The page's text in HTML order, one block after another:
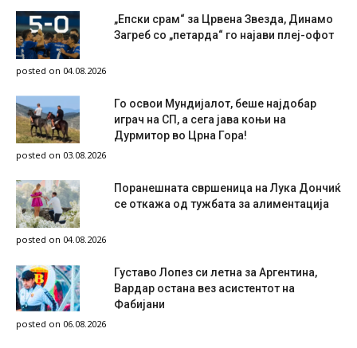
„Епски срам“ за Црвена Звезда, Динамо
Загреб со „петарда“ го најави плеј-офот
posted on 04.08.2026
Го освои Мундијалот, беше најдобар
играч на СП, а сега јава коњи на
Дурмитор во Црна Гора!
posted on 03.08.2026
Поранешната свршеница на Лука Дончиќ
се откажа од тужбата за алиментација
posted on 04.08.2026
Густаво Лопез си летна за Аргентина,
Вардар остана вез асистентот на
Фабијани
posted on 06.08.2026